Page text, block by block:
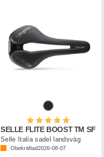
Betyg:
SELLE FLITE BOOST TM SF
Selle Italia sadel landsväg
Obekräftad2026-08-07